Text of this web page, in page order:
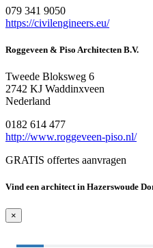
079 341 9050
https://civilengineers.eu/
Roggeveen & Piso Architecten B.V.
Tweede Bloksweg 6
2742 KJ Waddinxveen
Nederland
0182 614 477
http://www.roggeveen-piso.nl/
GRATIS offertes aanvragen
Vind een architect in Hazerswoude
×